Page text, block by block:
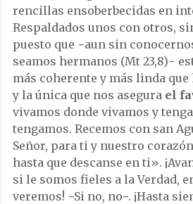
rencillas ensoberbecidas en
Respaldados unos con otros,
puesto que −aun sin
seamos hermanos (Mt 23,8)−
más coherente y más linda
y la única que nos asegura el
vivamos donde vivamos y
tengamos. Recemos con san
Señor, para ti y nuestro
hasta que descanse en ti».
si le somos fieles a la Verdad,
veremos! −Si no, no−. ¡Hasta